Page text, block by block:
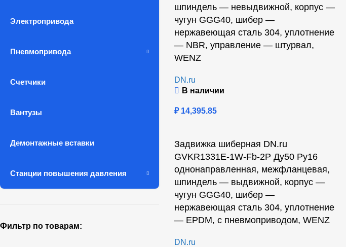
Электропривода
Пневмопривода
Счетчики
Вантузы
Демонтажные вставки
Станции повышения давления
Фильтр по товарам:
шпиндель — невыдвижной, корпус —
чугун GGG40, шибер —
нержавеющая сталь 304, уплотнение
— NBR, управление — штурвал,
WENZ
DN.ru
В наличии
₽14,395.85
Задвижка шиберная DN.ru
GVKR1331E-1W-Fb-2P Ду50 Ру16
однонаправленная, межфланцевая,
шпиндель — выдвижной, корпус —
чугун GGG40, шибер —
нержавеющая сталь 304, уплотнение
— EPDM, с пневмоприводом, WENZ
DN.ru